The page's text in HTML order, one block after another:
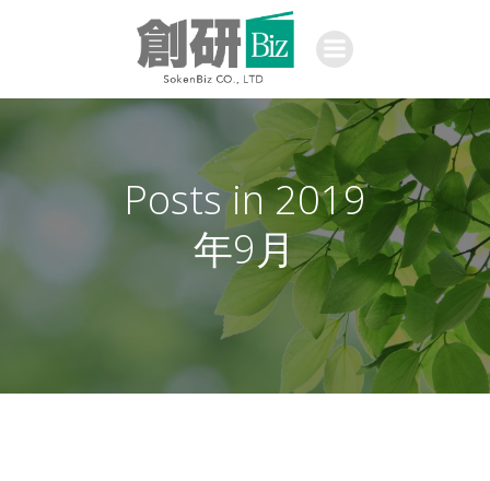
コ
ン
テ
ン
ツ
へ
キ
ッ
プ
Posts in 2019
年9月